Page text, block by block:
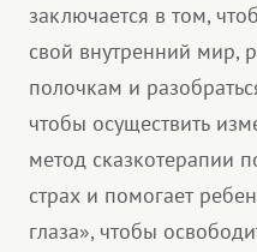
заключается в том,
свой внутренний мир,
полочкам и
чтобы осуществить
метод сказкотерапии
страх и помогает
глаза», чтобы